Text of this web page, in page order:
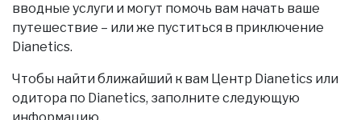
вводные услуги и могут помочь вам начать ваше
путешествие – или же пуститься в приключение
Dianetics.
Чтобы найти ближайший к вам Центр Dianetics или
одитора по Dianetics, заполните следующую